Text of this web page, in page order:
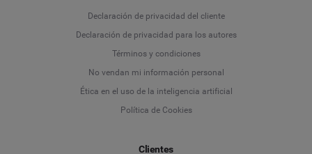
Declaración de privacidad del cliente
Declaración de privacidad para los autores
Términos y condiciones
No vendan mi información personal
Ética en el uso de la inteligencia artificial
Política de Cookies
Clientes